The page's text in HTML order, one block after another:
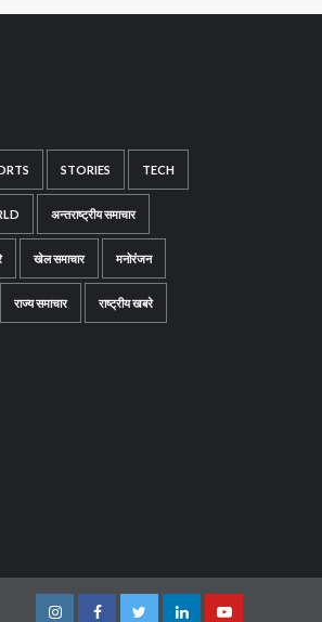
STORIES TECH
अन्तराष्ट्रीय समाचार
खेल समाचार मनोरंजन
राज्य समाचार राष्ट्रीय खबरे